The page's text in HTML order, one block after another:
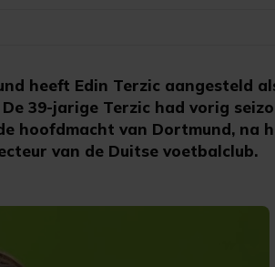
heeft Edin Terzic aangesteld
39-jarige Terzic had vorig
hoofdmacht van Dortmund, na
van de Duitse voetbalclub.